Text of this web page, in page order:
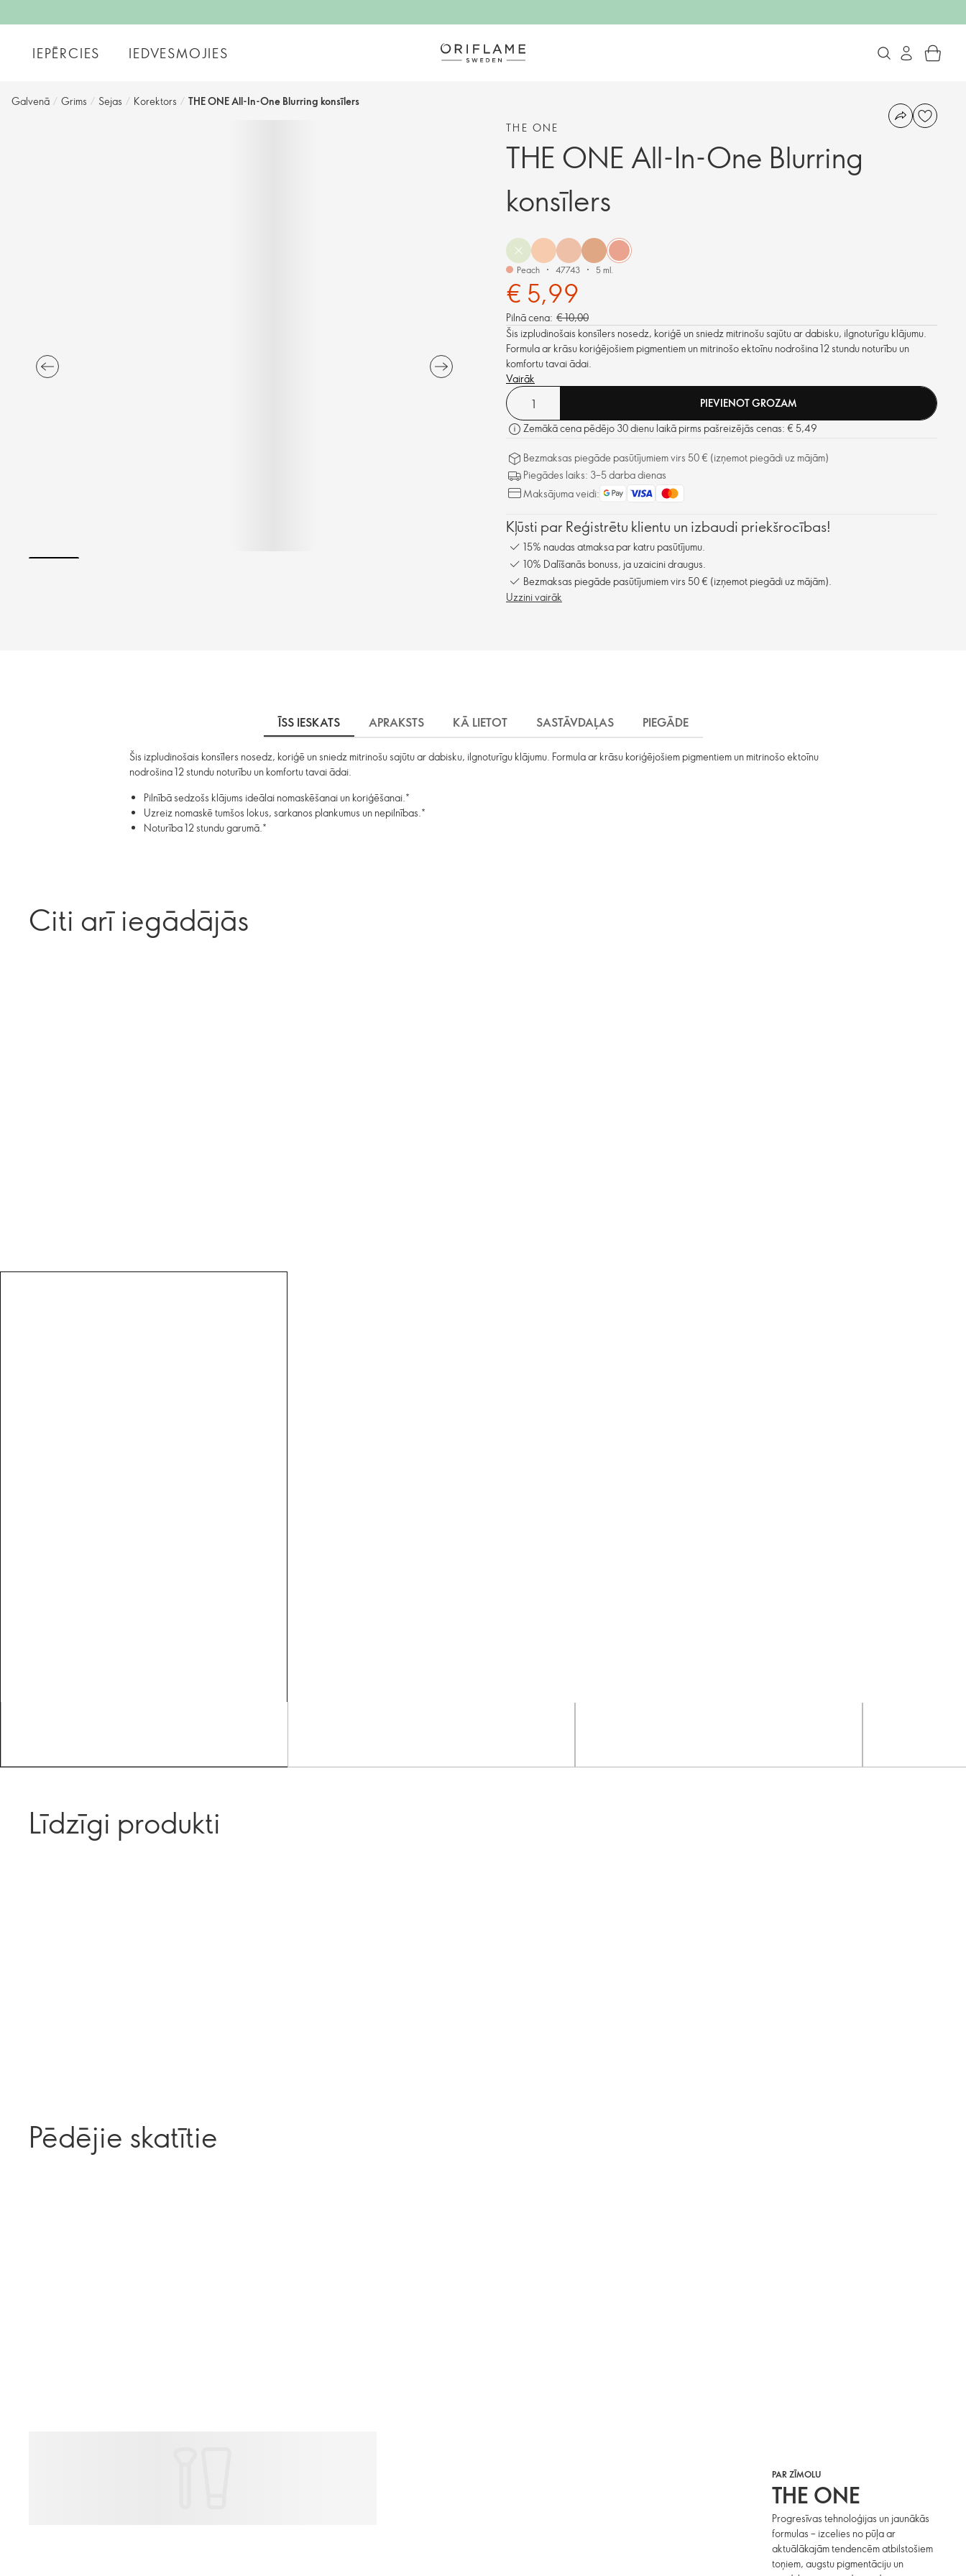
IEPĒRCIES IEDVESMOJIES
Galvenā / Grims / Sejas / Korektors / THE ONE All-In-One Blurring konsīlers
THE ONE
THE ONE All-In-One Blurring
konsīlers
Peach 47743 5 ml.
€ 5,99
Pilnā cena: € 10,00
Šis izpludinošais konsīlers nosedz, koriģē un sniedz mitrinošu sajūtu ar dabisku, ilgnoturīgu klājumu.
Formula ar krāsu koriģējošiem pigmentiem un mitrinošo ektoīnu nodrošina 12 stundu noturību un
komfortu tavai ādai.
Vairāk
PIEVIENOT GROZAM
Zemākā cena pēdējo 30 dienu laikā pirms pašreizējās cenas: € 5,49
Bezmaksas piegāde pasūtījumiem virs 50 € (izņemot piegādi uz mājām)
Piegādes laiks: 3–5 darba dienas
Maksājuma veidi:
Kļūsti par Reģistrētu klientu un izbaudi priekšrocības!
15% naudas atmaksa par katru pasūtījumu.
10% Dalīšanās bonuss, ja uzaicini draugus.
Bezmaksas piegāde pasūtījumiem virs 50 € (izņemot piegādi uz mājām).
Uzzini vairāk
ĪSS IESKATS APRAKSTS KĀ LIETOT SASTĀVDAĻAS PIEGĀDE
Šis izpludinošais konsīlers nosedz, koriģē un sniedz mitrinošu sajūtu ar dabisku, ilgnoturīgu klājumu. Formula ar krāsu koriģējošiem pigmentiem un mitrinošo ektoīnu
nodrošina 12 stundu noturību un komfortu tavai ādai.
Pilnībā sedzošs klājums ideālai nomaskēšanai un koriģēšanai.*
Uzreiz nomaskē tumšos lokus, sarkanos plankumus un nepilnības.*
Noturība 12 stundu garumā.*
Citi arī iegādājās
Līdzīgi produkti
Pēdējie skatītie
PAR ZĪMOLU
THE ONE
Progresīvas tehnoloģijas un jaunākās
formulas – izcelies no pūļa ar
aktuālākajām tendencēm atbilstošiem
toņiem, augstu pigmentāciju un